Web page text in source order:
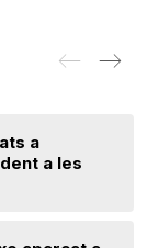
a
a les